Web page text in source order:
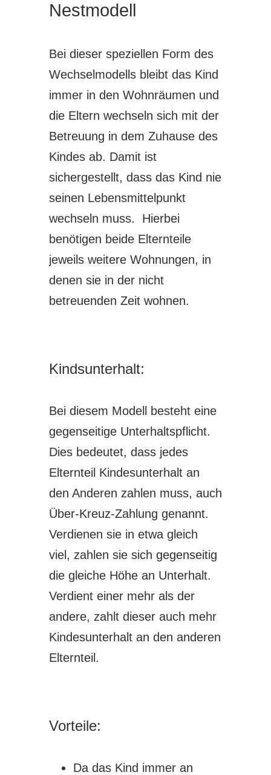
Nestmodell
Bei dieser speziellen Form des
Wechselmodells bleibt das Kind
immer in den Wohnräumen und
die Eltern wechseln sich mit der
Betreuung in dem Zuhause des
Kindes ab. Damit ist
sichergestellt, dass das Kind nie
seinen Lebensmittelpunkt
wechseln muss. Hierbei
benötigen beide Elternteile
jeweils weitere Wohnungen, in
denen sie in der nicht
betreuenden Zeit wohnen.
Kindsunterhalt:
Bei diesem Modell besteht eine
gegenseitige Unterhaltspflicht.
Dies bedeutet, dass jedes
Elternteil Kindesunterhalt an
den Anderen zahlen muss, auch
Über-Kreuz-Zahlung genannt.
Verdienen sie in etwa gleich
viel, zahlen sie sich gegenseitig
die gleiche Höhe an Unterhalt.
Verdient einer mehr als der
andere, zahlt dieser auch mehr
Kindesunterhalt an den anderen
Elternteil.
Vorteile:
Da das Kind immer an